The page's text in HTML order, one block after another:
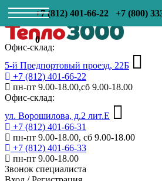
+7 (812) 401-66-22 +7 (800)
0
Офис-склад:
5-й Предпортовый проезд, 22Б
+7 (812) 401-66-22
пн-пт 9.00-18.00,сб 9.00-18.00
Офис-склад:
ул. Ворошилова, д.2 лит.Е
+7 (812) 401-66-31
пн-пт 9.00-18.00, сб 9.00-18.00
+7 (812) 401-66-33
пн-пт 9.00-18.00
Звонок специалиста